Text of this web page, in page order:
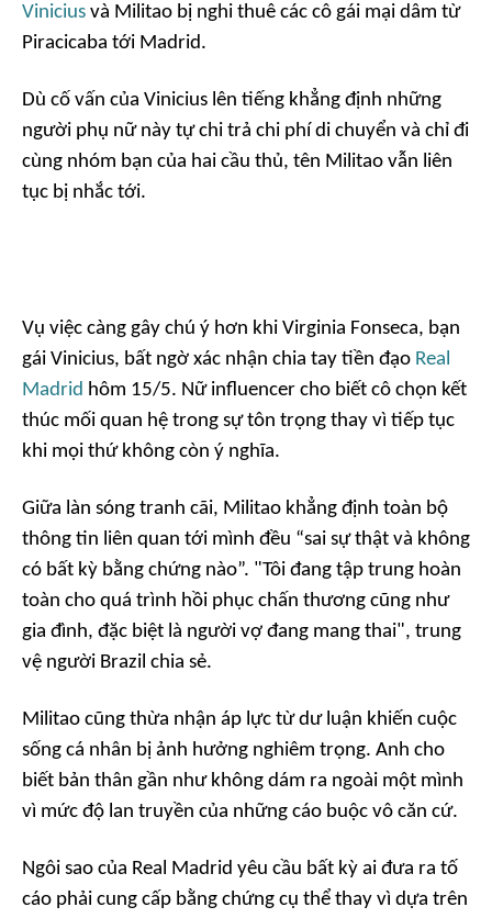
Vinicius và Militao bị nghi thuê các cô gái mại dâm từ
Piracicaba tới Madrid.
Dù cố vấn của Vinicius lên tiếng khẳng định những
người phụ nữ này tự chi trả chi phí di chuyển và chỉ đi
cùng nhóm bạn của hai cầu thủ, tên Militao vẫn liên
tục bị nhắc tới.
Vụ việc càng gây chú ý hơn khi Virginia Fonseca, bạn
gái Vinicius, bất ngờ xác nhận chia tay tiền đạo Real
Madrid hôm 15/5. Nữ influencer cho biết cô chọn kết
thúc mối quan hệ trong sự tôn trọng thay vì tiếp tục
khi mọi thứ không còn ý nghĩa.
Giữa làn sóng tranh cãi, Militao khẳng định toàn bộ
thông tin liên quan tới mình đều “sai sự thật và không
có bất kỳ bằng chứng nào”. "Tôi đang tập trung hoàn
toàn cho quá trình hồi phục chấn thương cũng như
gia đình, đặc biệt là người vợ đang mang thai", trung
vệ người Brazil chia sẻ.
Militao cũng thừa nhận áp lực từ dư luận khiến cuộc
sống cá nhân bị ảnh hưởng nghiêm trọng. Anh cho
biết bản thân gần như không dám ra ngoài một mình
vì mức độ lan truyền của những cáo buộc vô căn cứ.
Ngôi sao của Real Madrid yêu cầu bất kỳ ai đưa ra tố
cáo phải cung cấp bằng chứng cụ thể thay vì dựa trên